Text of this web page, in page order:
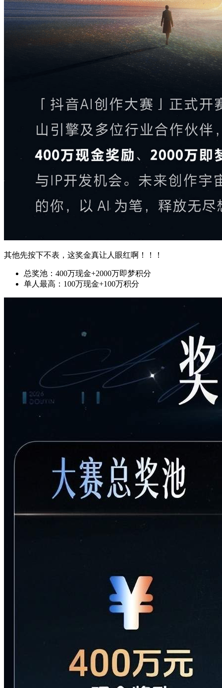
其他先按下不表，这奖金真让人眼红啊！！！
总奖池：400万现金+2000万即梦积分
单人最高：100万现金+100万积分